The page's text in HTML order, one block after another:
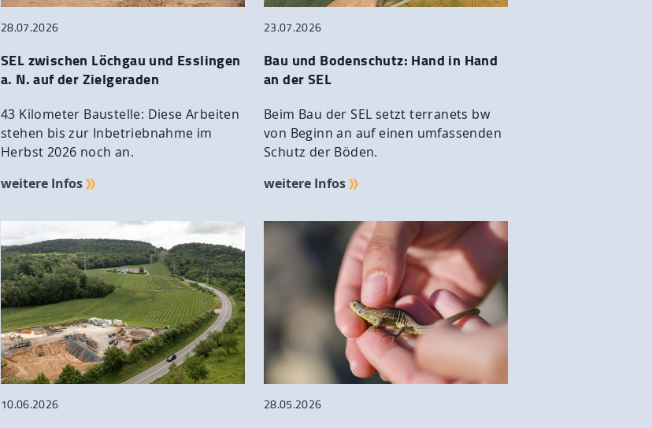
28.07.2026
SEL zwischen Löchgau und Esslingen
a. N. auf der Zielgeraden
43 Kilometer Baustelle: Diese Arbeiten
stehen bis zur Inbetriebnahme im
Herbst 2026 noch an.
weitere Infos
23.07.2026
Bau und Bodenschutz: Hand in Hand
an der SEL
Beim Bau der SEL setzt terranets bw
von Beginn an auf einen umfassenden
Schutz der Böden.
weitere Infos
10.06.2026 28.05.2026